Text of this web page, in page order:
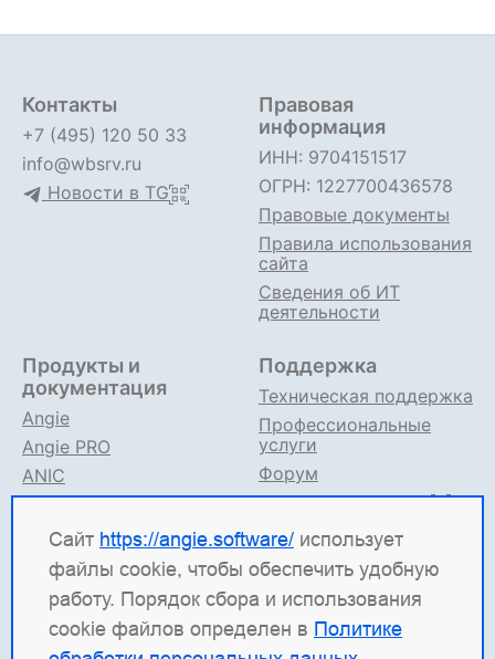
Сайт https://angie.software/ использует
файлы cookie, чтобы обеспечить удобную
работу. Порядок сбора и использования
cookie файлов определен в Политике
Контакты
+7 (495) 120 50 33
info@wbsrv.ru
Новости в TG
Правовая
информация
ИНН: 9704151517
ОГРН: 1227700436578
Правовые документы
Правила использования
сайта
Сведения об ИТ
деятельности
Продукты и
документация
Angie
Angie PRO
ANIC
Angie ADC
Документация
Поддержка
Техническая поддержка
Профессиональные
услуги
Форум
Поддержка в TG
Angie Software(ООО "Веб-Сервер") — российская
ИТ-компания, которая развивает решения для
высоконагруженных систем. Среди наших